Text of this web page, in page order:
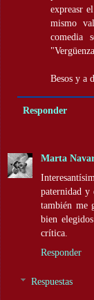
expreasr
mismo
comedia
Besos y a
Responder
Marta
paternidad y
también me
bien
crítica.
Responder
Respuestas